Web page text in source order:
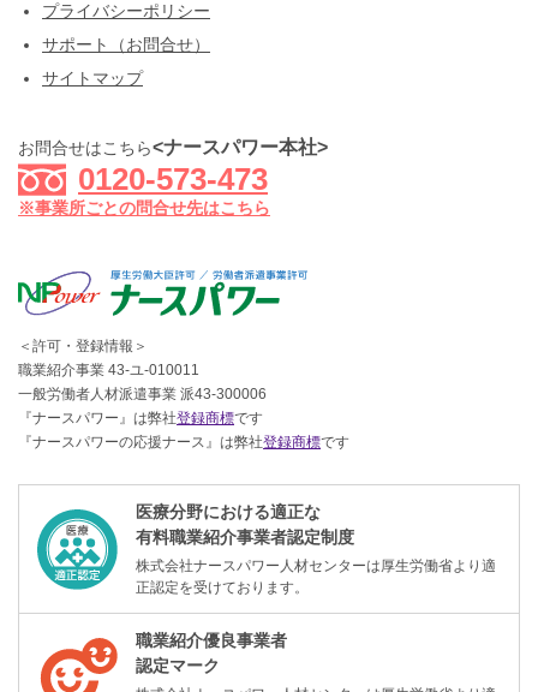
プライバシーポリシー
サポート（お問合せ）
サイトマップ
お問合せはこちら<ナースパワー本社>
0120-573-473
※事業所ごとの問合せ先はこちら
＜許可・登録情報＞
職業紹介事業 43-ユ-010011
一般労働者人材派遣事業 派43-300006
『ナースパワー』は弊社登録商標です
『ナースパワーの応援ナース』は弊社登録商標です
医療分野における適正な
有料職業紹介事業者認定制度
株式会社ナースパワー人材センターは厚生労働省より適
正認定を受けております。
職業紹介優良事業者
認定マーク